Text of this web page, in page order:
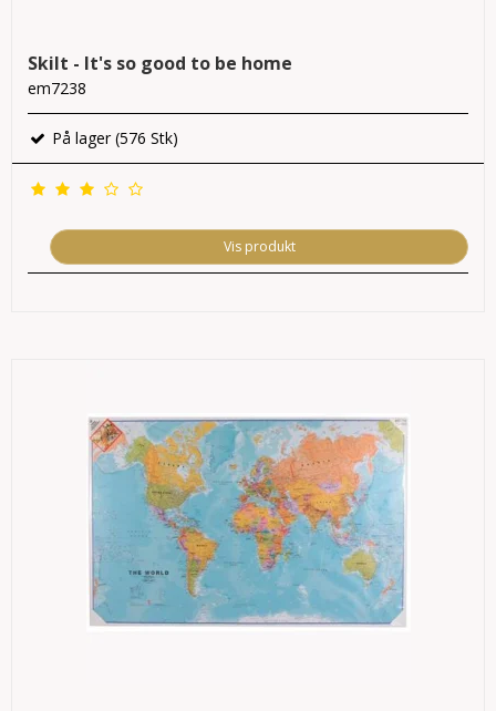
Skilt - It's so good to be home
em7238
På lager (576 Stk)
Vis produkt